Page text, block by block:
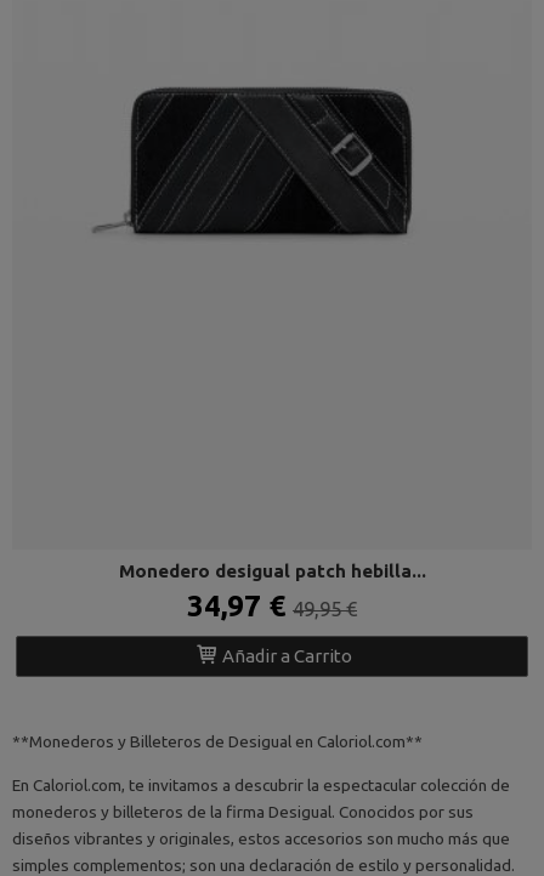
Monedero desigual patch hebilla...
34,97 € 49,95 €
Añadir a Carrito
**Monederos y Billeteros de Desigual en Caloriol.com**
En Caloriol.com, te invitamos a descubrir la espectacular colección de
monederos y billeteros de la firma Desigual. Conocidos por sus
diseños vibrantes y originales, estos accesorios son mucho más que
simples complementos; son una declaración de estilo y personalidad.